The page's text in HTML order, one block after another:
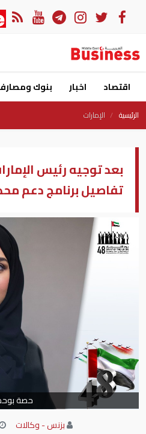
اقتصاد اخبار بنوك
الرئيسية الإمارات
بعد توجيه رئيس
تفاصيل برنامج دعم
حصة
بزنس - وكالات